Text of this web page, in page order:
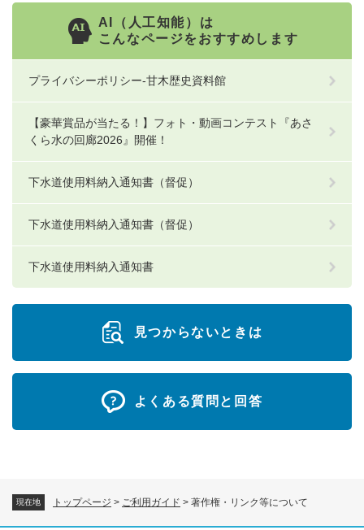
現在地 トップページ > ご利用ガイド > 著作権・リンク等について
AI（人工知能）は
こんなページをおすすめします
プライバシーポリシー-甘木歴史資料館
【豪華賞品が当たる！】フォト・動画コンテスト『あさ
くら水の回廊2026』開催！
下水道使用料納入通知書（督促）
下水道使用料納入通知書（督促）
下水道使用料納入通知書
見つからないときは
よくある質問と回答